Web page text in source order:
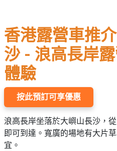
用
品
即
食
即
煮
系
列
聚
禮
親
子
活
動
情
侶
心
願
清
單
於
我
們
末
好
去
處
#
場
地
#
到
會
香港露營車推
沙 - 浪高長岸
體驗
按此預訂可享優惠
浪高長岸坐落於大嶼山長沙，
即可到達。寬廣的場地有大片
宜。